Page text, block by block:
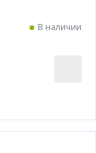
В наличии